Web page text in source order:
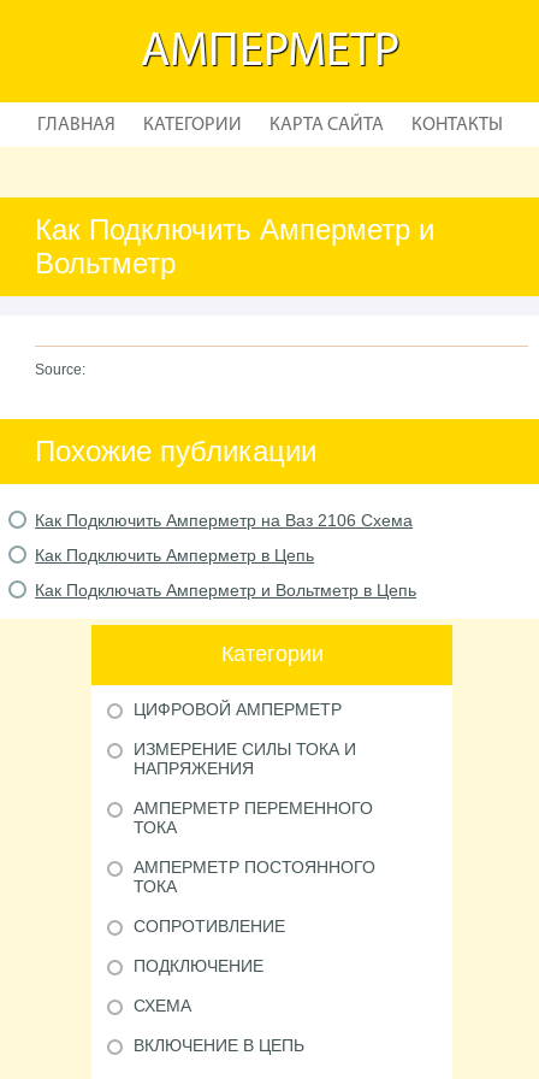
АМПЕРМЕТР
ГЛАВНАЯ КАТЕГОРИИ КАРТА САЙТА КОНТАКТЫ
Как Подключить Амперметр и
Вольтметр
Source:
Похожие публикации
Как Подключить Амперметр на Ваз 2106 Схема
Как Подключить Амперметр в Цепь
Как Подключать Амперметр и Вольтметр в Цепь
Категории
ЦИФРОВОЙ АМПЕРМЕТР
ИЗМЕРЕНИЕ СИЛЫ ТОКА И
НАПРЯЖЕНИЯ
АМПЕРМЕТР ПЕРЕМЕННОГО
ТОКА
АМПЕРМЕТР ПОСТОЯННОГО
ТОКА
СОПРОТИВЛЕНИЕ
ПОДКЛЮЧЕНИЕ
СХЕМА
ВКЛЮЧЕНИЕ В ЦЕПЬ